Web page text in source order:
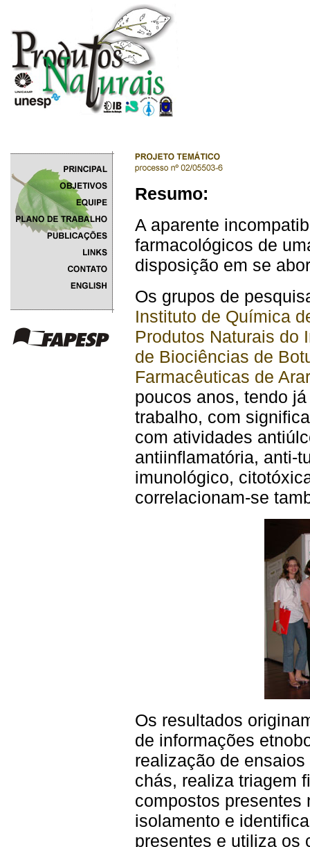
Resumo:
A aparente
farmacológicos de
disposição em se
Os grupos de
Instituto de Química
Produtos Naturais do
de Biociências de
Farmacêuticas de
poucos anos, tendo
trabalho, com
com atividades
antiinflamatória, anti-
imunológico,
correlacionam-se
Os resultados
de informações
realização de
chás, realiza triagem
compostos presentes
isolamento e
presentes e utiliza os